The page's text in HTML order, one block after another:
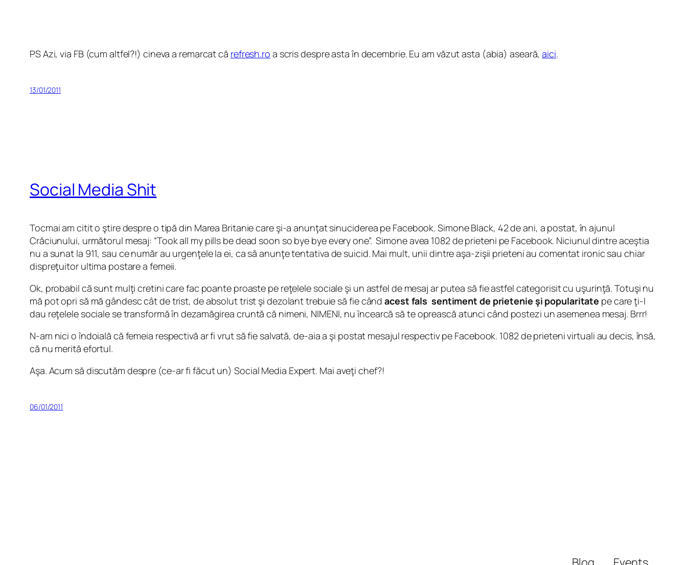
PS Azi, via FB (cum altfel?!) cineva a remarcat că refresh.ro a scris despre asta în decembrie. Eu am văzut asta (abia) aseară,aici.
13/01/2011
Social Media Shit
Tocmai am citit o ştire despre o tipă din Marea Britanie care şi-a anunţat sinuciderea pe Facebook. Simone Black, 42 de ani, a postat, în ajunul
Crăciunului, următorul mesaj: “Took all my pills be dead soon so bye bye every one”. Simone avea 1082 de prieteni pe Facebook. Niciunul dintre aceştia
nu a sunat la 911, sau ce număr au urgenţele la ei, ca să anunţe tentativa de suicid. Mai mult, unii dintre aşa-zişii prieteni au comentat ironic sau chiar
dispreţuitor ultima postare a femeii.
Ok, probabil că sunt mulţi cretini care fac poante proaste pe reţelele sociale şi un astfel de mesaj ar putea să fie astfel categorisit cu uşurinţă. Totuşi nu
mă pot opri să mă gândesc cât de trist, de absolut trist şi dezolant trebuie să fie cândacest fals sentiment de prietenie şi popularitate pe care ţi-l
dau reţelele sociale se transformă în dezamăgirea cruntă că nimeni, NIMENI, nu încearcă să te oprească atunci când postezi un asemenea mesaj. Brrr!
N-am nici o îndoială că femeia respectivă ar fi vrut să fie salvată, de-aia a şi postat mesajul respectiv pe Facebook. 1082 de prieteni virtuali au decis, însă,
că nu merită efortul.
Aşa. Acum să discutăm despre (ce-ar fi făcut un) Social Media Expert. Mai aveţi chef?!
06/01/2011